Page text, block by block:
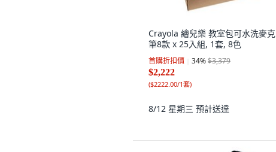
Crayola 繪兒樂 教室包可水洗麥克
筆8款 x 25入組, 1套, 8色
首購折扣價 34%$3,379
$2,222
($2222.00/1套)
8/12 星期三 預計送達